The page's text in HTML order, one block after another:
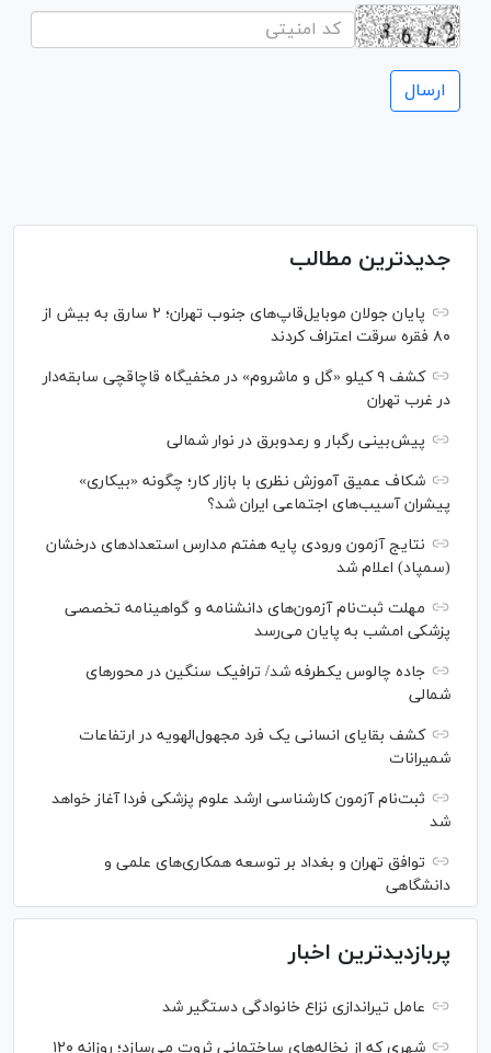
جدیدترین مطالب
پایان جولان موبایل‌قاپ‌های جنوب تهران؛ ۲ سارق به بیش از
۸۰ فقره سرقت اعتراف کردند
کشف ۹ کیلو «گل و ماشروم» در مخفیگاه قاچاقچی سابقه‌دار
در غرب تهران
پیش‌بینی رگبار و رعدوبرق در نوار شمالی
شکاف عمیق آموزش نظری با بازار کار؛ چگونه «بیکاری»
پیشران آسیب‌های اجتماعی ایران شد؟
نتایج آزمون ورودی پایه هفتم مدارس استعدادهای درخشان
(سمپاد) اعلام شد
مهلت ثبت‌نام آزمون‌های دانشنامه و گواهینامه تخصصی
پزشکی امشب به پایان می‌رسد
جاده چالوس یکطرفه شد/ ترافیک سنگین در محورهای
شمالی
کشف بقایای انسانی یک فرد مجهول‌الهویه در ارتفاعات
شمیرانات
ثبت‌نام آزمون کارشناسی ارشد علوم پزشکی فردا آغاز خواهد
شد
توافق تهران و بغداد بر توسعه همکاری‌های علمی و
دانشگاهی
پربازدیدترین اخبار
عامل تیراندازی نزاع خانوادگی دستگیر شد
شهری که از نخاله‌های ساختمانی ثروت می‌سازد؛ روزانه ۱۲۰